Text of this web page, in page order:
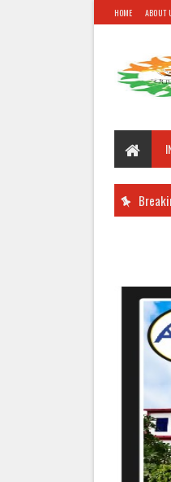
HOME ABOUT
कमीशन बढ़ाने की मांग